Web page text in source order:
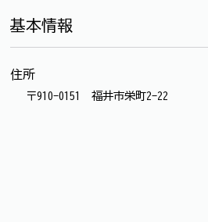
基本情報
住所
〒910-0151 福井市栄町2-22